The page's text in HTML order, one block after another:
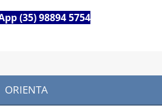
(35) 98894 5754
ORIENTA